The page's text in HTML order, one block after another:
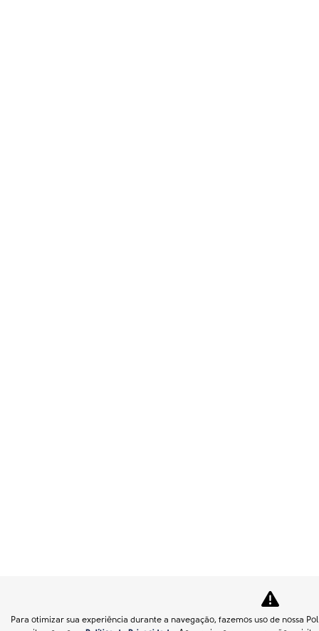
Para otimizar sua experiência durante a navegação, fazemos uso de nossa